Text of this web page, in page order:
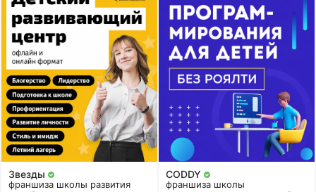
Звезды
франшиза школы развития
CODDY
франшиза школы